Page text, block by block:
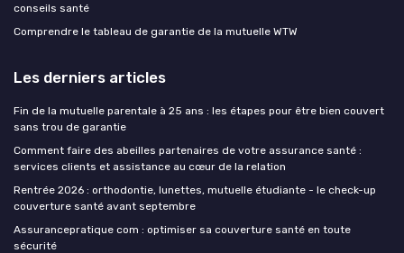
conseils santé
Comprendre le tableau de garantie de la mutuelle WTW
Les derniers articles
Fin de la mutuelle parentale à 25 ans : les étapes pour être bien couvert
sans trou de garantie
Comment faire des abeilles partenaires de votre assurance santé :
services clients et assistance au cœur de la relation
Rentrée 2026 : orthodontie, lunettes, mutuelle étudiante - le check-up
couverture santé avant septembre
Assurancepratique com : optimiser sa couverture santé en toute
sécurité